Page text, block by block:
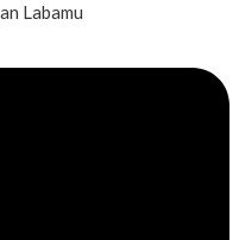
Labamu